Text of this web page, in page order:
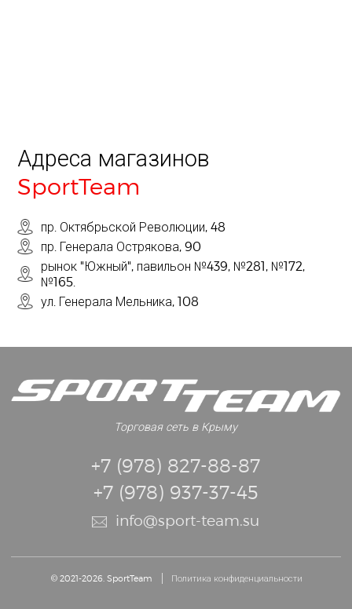
Адреса магазинов
SportTeam
пр. Октябрьской Революции, 48
пр. Генерала Острякова, 90
рынок "Южный", павильон №439, №281, №172,
№165.
ул. Генерала Мельника, 108
Торговая сеть в Крыму
+7 (978) 827-88-87
+7 (978) 937-37-45
info@sport-team.su
© 2021-2026. SportTeam Политика конфиденциальности